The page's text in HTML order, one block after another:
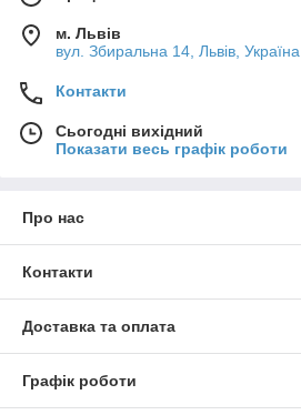
м. Львів
вул. Збиральна 14, Львів, Україна
Контакти
Сьогодні вихідний
Показати весь графік роботи
Про нас
Контакти
Доставка та оплата
Графік роботи